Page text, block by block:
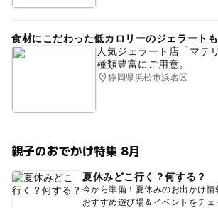
食材にこだわった低カロリーのジェラートも
人気ジェラート店「マテ
種類豊富にご用意。
静岡県浜松市浜名区
親子のおでかけ特集 8月
夏休みどこ行く？何する？
今から準備！夏休みのお出かけ情
おすすめ遊び場＆イベントをチェ